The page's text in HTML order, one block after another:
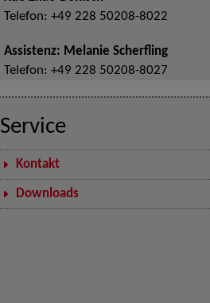
Telefon: +49 228 50208-8022
Assistenz: Melanie Scherfling
Telefon: +49 228 50208-8027
Service
Kontakt
Downloads